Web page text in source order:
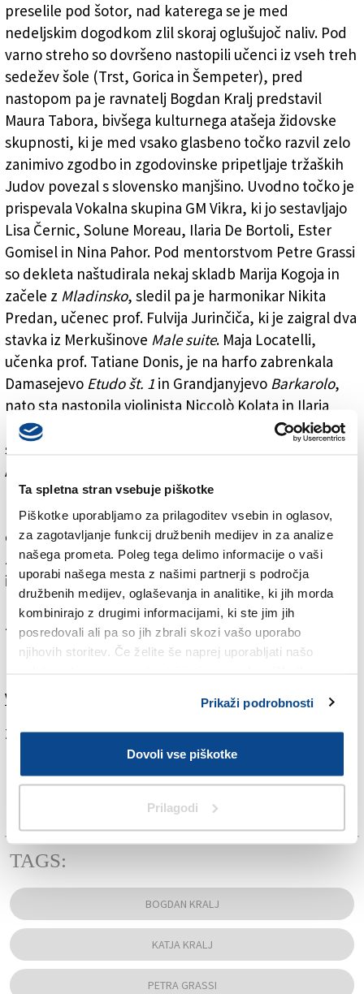
Ta spletna stran vsebuje piškotke
Piškotke uporabljamo za prilagoditev vsebin in oglasov,
za zagotavljanje funkcij družbenih medijev in za analize
našega prometa. Poleg tega delimo informacije o vaši
uporabi našega mesta z našimi partnerji s področja
družbenih medijev, oglaševanja in analitike, ki jih morda
kombinirajo z drugimi informacijami, ki ste jim jih
posredovali ali pa so jih zbrali skozi vašo uporabo
njihovih storitev. Če želite še naprej uporabljati našo
Prikaži podrobnosti
Dovoli vse piškotke
Prilagodi
preselile pod šotor, nad katerega se je med
nedeljskim dogodkom zlil skoraj oglušujoč naliv. Pod
varno streho so dovršeno nastopili učenci iz vseh treh
sedežev šole (Trst, Gorica in Šempeter), pred
nastopom pa je ravnatelj Bogdan Kralj predstavil
Maura Tabora, bivšega kulturnega atašeja židovske
skupnosti, ki je med vsako glasbeno točko razvil zelo
zanimivo zgodbo in zgodovinske pripetljaje tržaških
Judov povezal s slovensko manjšino. Uvodno točko je
prispevala Vokalna skupina GM Vikra, ki jo sestavljajo
Lisa Černic, Solune Moreau, Ilaria De Bortoli, Ester
Gomisel in Nina Pahor. Pod mentorstvom Petre Grassi
so dekleta naštudirala nekaj skladb Marija Kogoja in
začele z Mladinsko, sledil pa je harmonikar Nikita
Predan, učenec prof. Fulvija Jurinčiča, ki je zaigral dva
stavka iz Merkušinove Male suite. Maja Locatelli,
učenka prof. Tatiane Donis, je na harfo zabrenkala
Damasejevo Etudo št. 1 in Grandjanyjevo Barkarolo,
nato sta nastopila violinista Niccolò Kolata in Ilaria
Duša Crasnich, učenca prof. Ambre Cossutta, ki je
svoja varovanca spremljala na violončelu pri izvedbi
Achronove
nastop sklenil s KogojevimiZvončki
veselater Trobentico , Mauro Tabor pa je dogodek
obogatil z utrinki zgodovine tržaškega geta, ki je kot
zaprta četrt obstajal približno sto let med koncem 17.
in koncem 18. stoletja. Židje so se v Trst začeli
priseljevati vse od leta 1200, velik razmah pa se je
začel, ko je Karel VI. leta 1719 Trstu podelil status
proste luke ter mu zagotovil bliskovit ekonomski
Več v jutrišnjem (torkovem) Primorskem dnevniku
Za branje in pisanje komentarjevje potrebna prijava
TAGS:
BOGDAN KRALJ
KATJA KRALJ
PETRA GRASSI